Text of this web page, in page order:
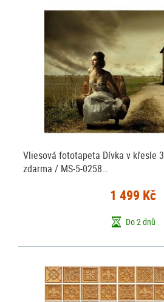
Vliesová fototapeta Dívka v křesle
zdarma / MS-5-0258…
1 499 Kč
Do 2 dnů